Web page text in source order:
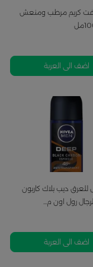
كريم مرطب ومنعش
اضف الى العربة
للعرق ديب بلاك كاربون
رول اون م...
اضف الى العربة